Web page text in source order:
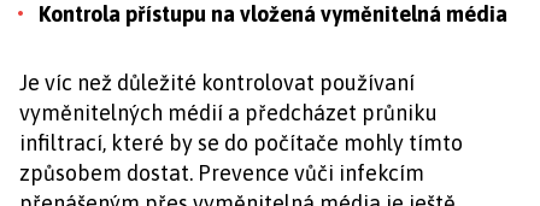
Kontrola přístupu na vložená vyměnitelná média
Je víc než důležité kontrolovat používaní
vyměnitelných médií a předcházet průniku
infiltrací, které by se do počítače mohly tímto
způsobem dostat. Prevence vůči infekcím